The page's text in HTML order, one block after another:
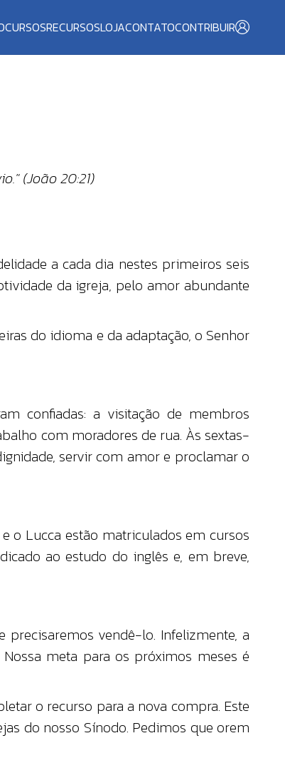
CURSOSRECURSOSLOJACONTATOCONTRIBUIR
(João 20:21)
a cada dia nestes primeiros seis
da igreja, pelo amor abundante
do idioma e da adaptação, o Senhor
confiadas: a visitação de membros
com moradores de rua. Às sextas-
servir com amor e proclamar o
o Lucca estão matriculados em cursos
ao estudo do inglês e, em breve,
vendê-lo. Infelizmente, a
meta para os próximos meses é
o recurso para a nova compra. Este
do nosso Sínodo. Pedimos que orem